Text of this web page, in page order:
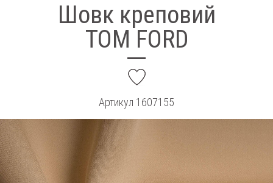
Шовк креповий
TOM FORD
Артикул 1607155